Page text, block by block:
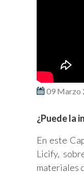
09 Marzo
¿Puede la
En este
Licify,
materiales